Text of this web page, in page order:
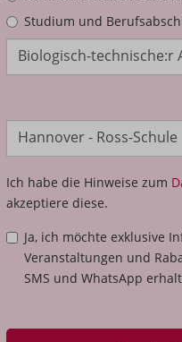
Studium und
Bildungsangebot
Standort
Ich habe die Hinweise zum
akzeptiere diese.
Ja, ich möchte exklusive
Veranstaltungen und
SMS und WhatsApp